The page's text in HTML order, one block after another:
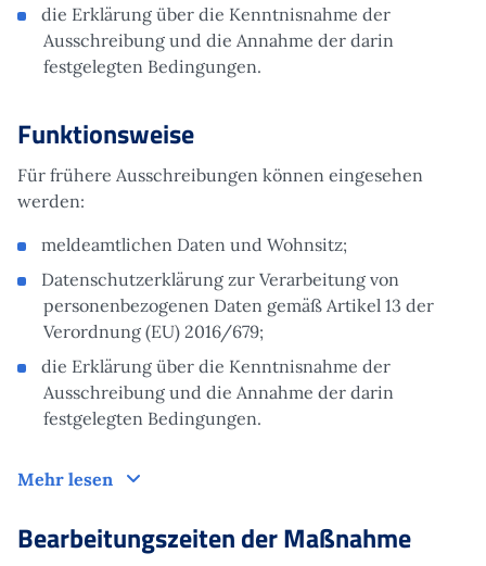
die Erklärung über die Kenntnisnahme der
Ausschreibung und die Annahme der darin
festgelegten Bedingungen.
Funktionsweise
Für frühere Ausschreibungen können eingesehen
werden:
meldeamtlichen Daten und Wohnsitz;
Datenschutzerklärung zur Verarbeitung von
personenbezogenen Daten gemäß Artikel 13 der
Verordnung (EU) 2016/679;
die Erklärung über die Kenntnisnahme der
Ausschreibung und die Annahme der darin
festgelegten Bedingungen.
Mehr lesen Funktionsweise
Bearbeitungszeiten der Maßnahme